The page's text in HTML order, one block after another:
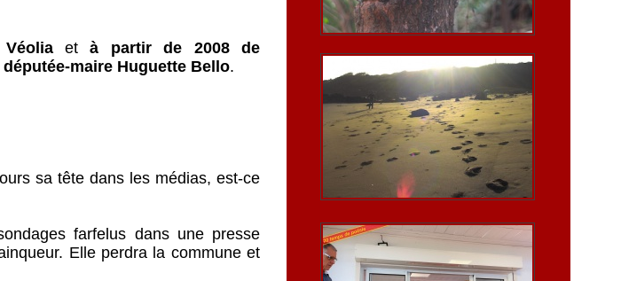
età partir de 2008 de
maire Huguette Bello.
sa tête dans les médias, est-ce
farfelus dans une presse
Elle perdra la commune et